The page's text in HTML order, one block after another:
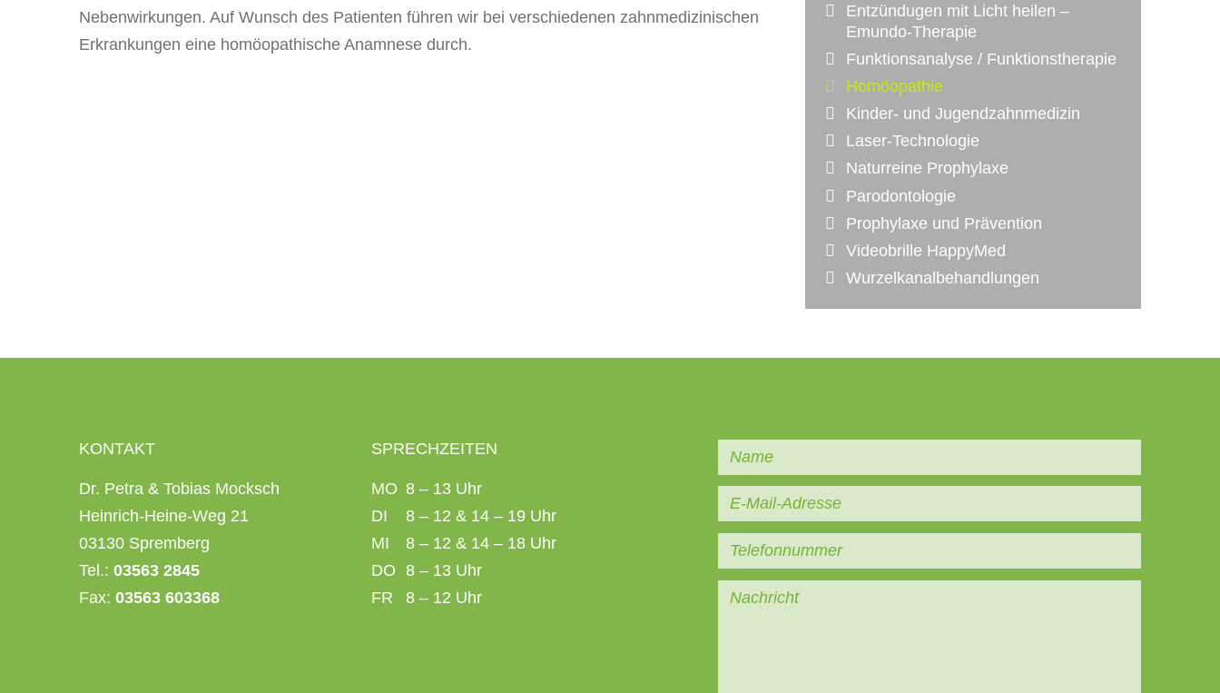
Nebenwirkungen. Auf Wunsch des Patienten führen wir bei verschiedenen zahnmedizinischen
Erkrankungen eine homöopathische Anamnese durch.
Entzündugen mit Licht heilen –
Emundo-Therapie
Funktionsanalyse / Funktionstherapie
Homöopathie
Kinder- und Jugendzahnmedizin
Laser-Technologie
Naturreine Prophylaxe
Parodontologie
Prophylaxe und Prävention
Videobrille HappyMed
Wurzelkanalbehandlungen
KONTAKT
Dr. Petra & Tobias Mocksch
Heinrich-Heine-Weg 21
03130 Spremberg
Tel.: 03563 2845
Fax: 03563 603368
SPRECHZEITEN
MO 8 – 13 Uhr
DI
8 – 12 & 14 – 19 Uhr
MI
8 – 12 & 14 – 18 Uhr
DO 8 – 13 Uhr
FR
8 – 12 Uhr